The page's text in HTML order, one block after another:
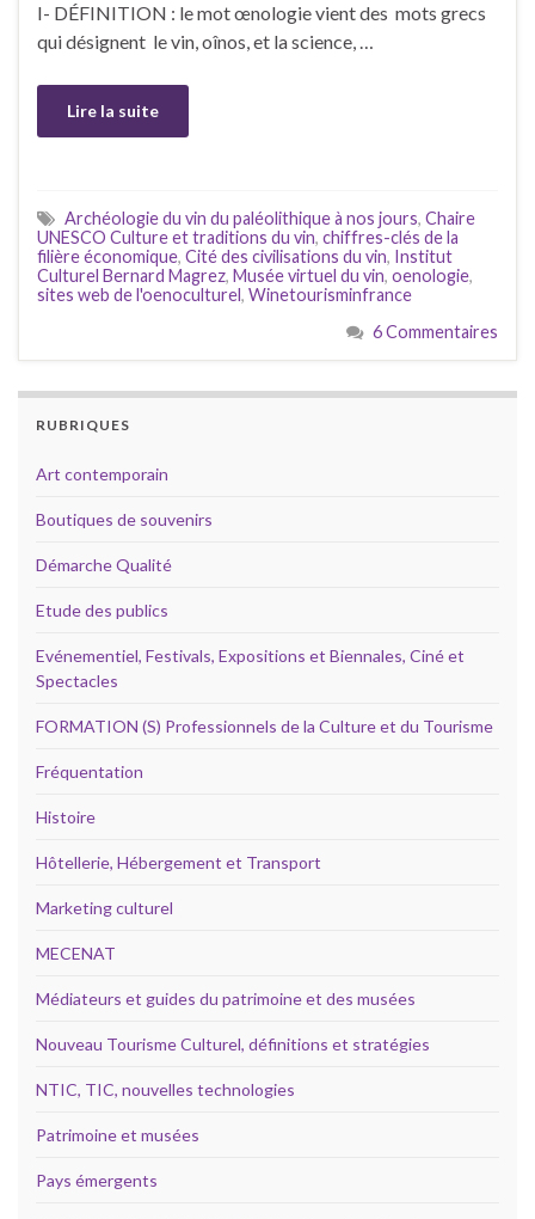
I- DÉFINITION : le mot œnologie vient des mots grecs
qui désignent le vin, oînos, et la science, …
Lire la suite
Archéologie du vin du paléolithique à nos jours, Chaire
UNESCO Culture et traditions du vin, chiffres-clés de la
filière économique, Cité des civilisations du vin, Institut
Culturel Bernard Magrez, Musée virtuel du vin, oenologie,
sites web de l'oenoculturel, Winetourisminfrance
6 Commentaires
RUBRIQUES
Art contemporain
Boutiques de souvenirs
Démarche Qualité
Etude des publics
Evénementiel, Festivals, Expositions et Biennales, Ciné et
Spectacles
FORMATION (S) Professionnels de la Culture et du Tourisme
Fréquentation
Histoire
Hôtellerie, Hébergement et Transport
Marketing culturel
MECENAT
Médiateurs et guides du patrimoine et des musées
Nouveau Tourisme Culturel, définitions et stratégies
NTIC, TIC, nouvelles technologies
Patrimoine et musées
Pays émergents